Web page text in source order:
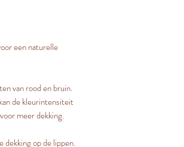
een naturelle
van rood en bruin.
de kleurintensiteit
meer dekking.
op de lippen.